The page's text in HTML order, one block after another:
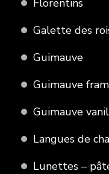
Galette des
Guimauve
Guimauve
Guimauve
Langues de
Lunettes –